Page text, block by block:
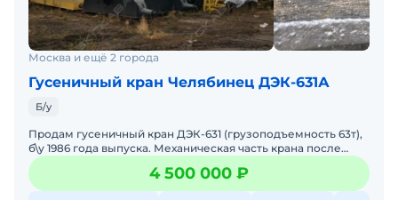
Москва и ещё 2 города
Гусеничный кран Челябинец ДЭК-631А
Б/у
Продам гусеничный кран ДЭК-631 (грузоподъемность 63т),
б\у 1986 года выпуска. Механическая часть крана после
капитального ремонта. Нет электрики (по запросу доу
4 500 000 ₽